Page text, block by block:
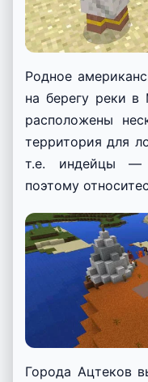
Родное
на берегу реки
расположены
территория для
т.е. индейцы —
поэтому
Города Ацтеков